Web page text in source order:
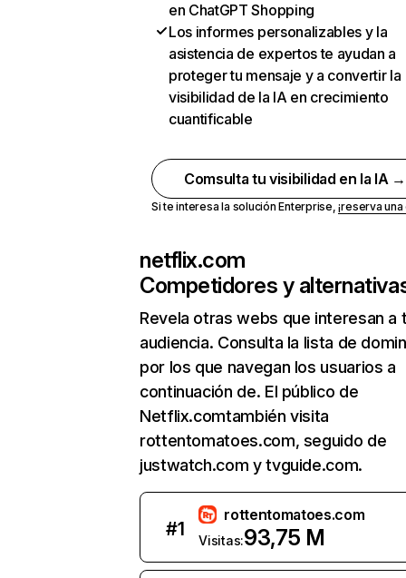
en ChatGPT Shopping
Los informes personalizables y la
asistencia de expertos te ayudan a
proteger tu mensaje y a convertir la
visibilidad de la IA en crecimiento
cuantificable
Comsulta tu visibilidad en la IA →
Si te interesa la solución Enterprise,¡reserva
netflix.com
Competidores y
Revela otras webs que interesan a
audiencia. Consulta la lista de
por los que navegan los usuarios a
continuación de. El público de
Netflix.comtambién visita
rottentomatoes.com, seguido de
justwatch.com y tvguide.com.
#1
rottentomatoes.com
Visitas:93,75 M